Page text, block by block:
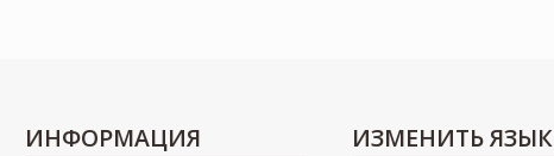
ИНФОРМАЦИЯ ИЗМЕНИТЬ ЯЗЫК